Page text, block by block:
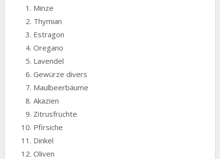
Minze
Thymian
Estragon
Oregano
Lavendel
Gewürze divers
Maulbeerbäume
Akazien
Zitrusfrüchte
Pfirsiche
Dinkel
Oliven